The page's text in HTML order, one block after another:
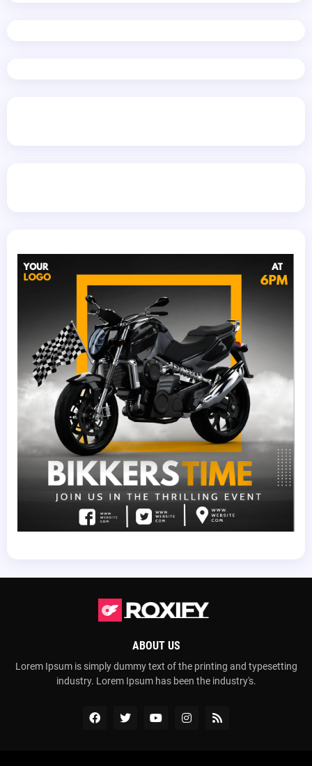
ABOUT US
Lorem Ipsum is simply dummy text of the printing and typesetting
industry. Lorem Ipsum has been the industry's.